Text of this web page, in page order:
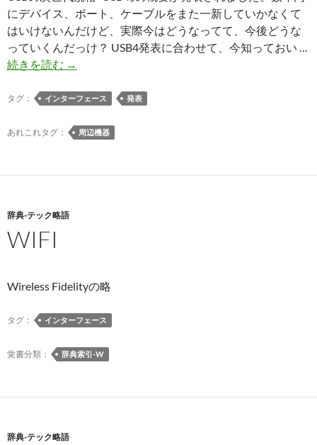
にデバイス、ポート、ケーブルをまた一新していかなくて
はいけないんだけど、実際今はどうなってて、今後どうな
っていくんだっけ？ USB4発表に合わせて、今知っておい …
続きを読む 新
格
発
う
か、
知
て
こ
→
タグ： インターフェース 発表
あれこれタグ： 周辺機器
辞典-テック略語
WIFI
Wireless Fidelityの略
タグ： インターフェース
覚書分類： 辞典索引-W
辞典-テック略語